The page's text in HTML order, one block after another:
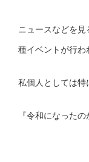
ニュースなどを
種イベントが行わ
私個人としては特
『令和になった